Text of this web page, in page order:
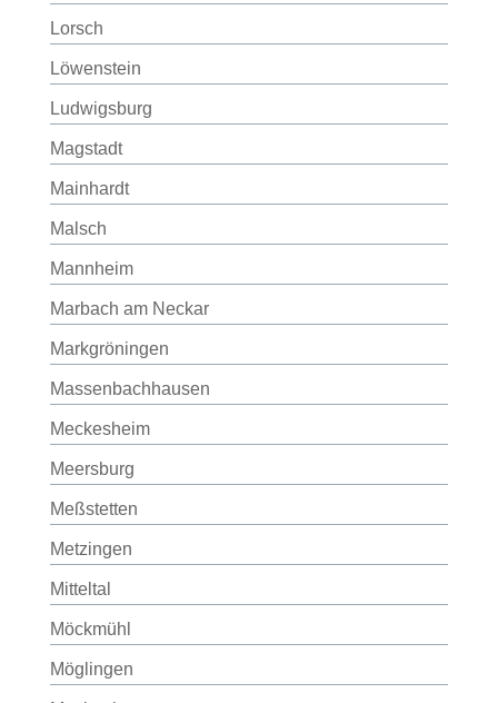
Lorsch
Löwenstein
Ludwigsburg
Magstadt
Mainhardt
Malsch
Mannheim
Marbach am Neckar
Markgröningen
Massenbachhausen
Meckesheim
Meersburg
Meßstetten
Metzingen
Mitteltal
Möckmühl
Möglingen